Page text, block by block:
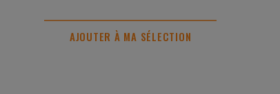
AJOUTER À MA SÉLECTION